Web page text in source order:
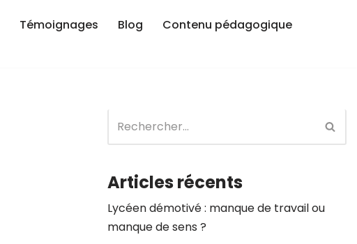
Témoignages Blog
Contenu pédagogique
Articles récents
Lycéen démotivé : manque de travail ou
manque de sens ?